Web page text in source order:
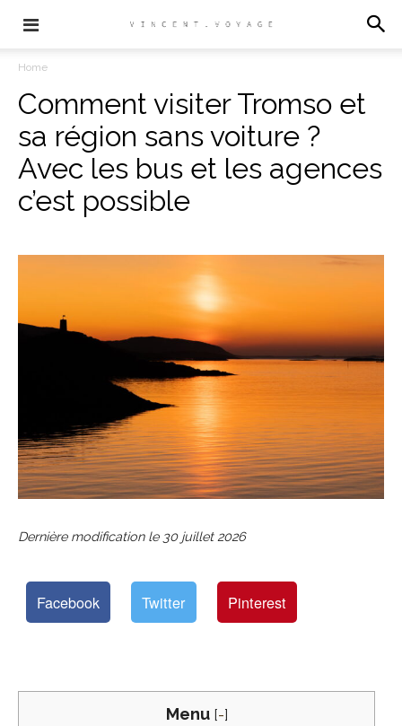
Home
Comment visiter Tromso et
sa région sans voiture ?
Avec les bus et les agences
c’est possible
Dernière modification le 30 juillet 2026
Facebook Twitter Pinterest
Menu [-]